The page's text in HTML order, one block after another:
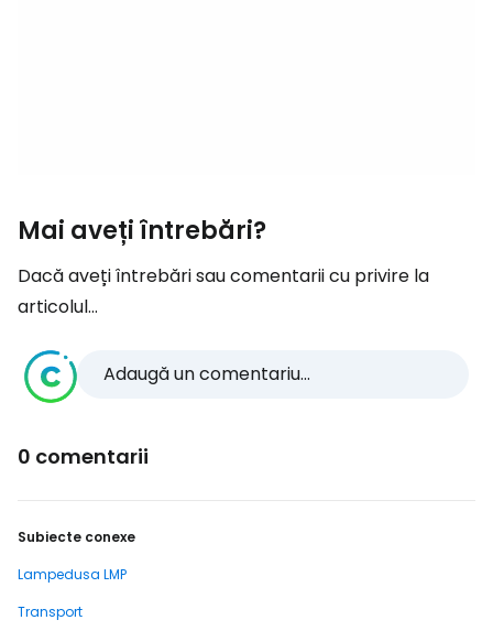
Mai aveți întrebări?
Dacă aveți întrebări sau comentarii cu privire la
articolul...
Adaugă un comentariu...
0 comentarii
Subiecte conexe
Lampedusa LMP
Transport